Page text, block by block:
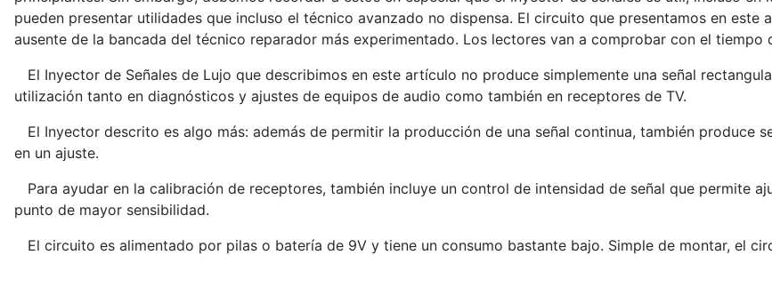
pueden presentar utilidades que incluso el técnico avanzado no dispensa. El circuito que presentamos en
ausente de la bancada del técnico reparador más experimentado. Los lectores van a comprobar con el tiempo
El Inyector de Señales de Lujo que describimos en este artículo no produce simplemente una señal
utilización tanto en diagnósticos y ajustes de equipos de audio como también en receptores de TV.
El Inyector descrito es algo más: además de permitir la producción de una señal continua, también produce
en un ajuste.
Para ayudar en la calibración de receptores, también incluye un control de intensidad de señal que permite
punto de mayor sensibilidad.
El circuito es alimentado por pilas o batería de 9V y tiene un consumo bastante bajo. Simple de montar, el